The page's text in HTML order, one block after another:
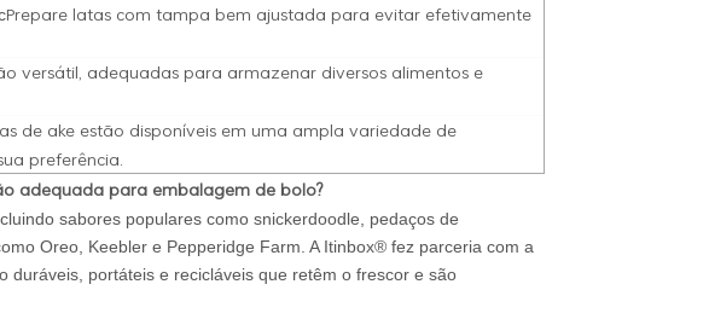
Prepare latas com tampa bem ajustada para evitar efetivamente
versátil, adequadas para armazenar diversos alimentos e
de ake estão disponíveis em uma ampla variedade de
preferência.
adequada para embalagem de bolo?
sabores populares como snickerdoodle, pedaços de
Oreo, Keebler e Pepperidge Farm. A Itinbox® fez parceria com a
duráveis, portáteis e recicláveis que retêm o frescor e são